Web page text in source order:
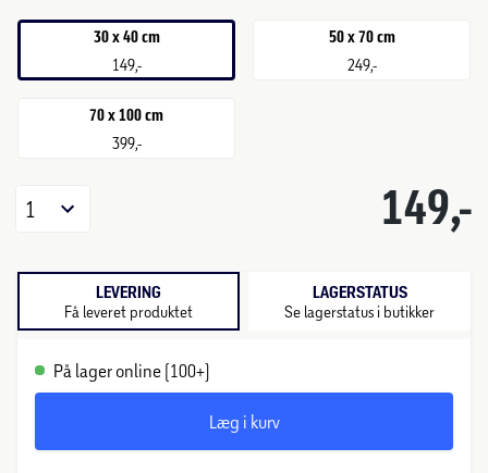
30 x 40 cm
149,-
50 x 70 cm
249,-
70 x 100 cm
399,-
149,-
1
LEVERING
Få leveret produktet
LAGERSTATUS
Se lagerstatus i butikker
På lager online (100+)
Læg i kurv